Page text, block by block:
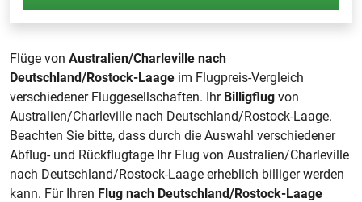
Flüge von Australien/Charleville nach
Deutschland/Rostock-Laage im Flugpreis-Vergleich
verschiedener Fluggesellschaften. Ihr Billigflug von
Australien/Charleville nach Deutschland/Rostock-Laage.
Beachten Sie bitte, dass durch die Auswahl verschiedener
Abflug- und Rückflugtage Ihr Flug von Australien/Charleville
nach Deutschland/Rostock-Laage erheblich billiger werden
kann. Für Ihren Flug nach Deutschland/Rostock-Laage